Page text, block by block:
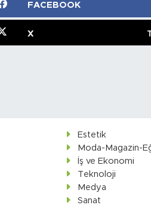
FACEBOOK
X
Estetik
Moda-Magazin-
İş ve Ekonomi
Teknoloji
Medya
Sanat